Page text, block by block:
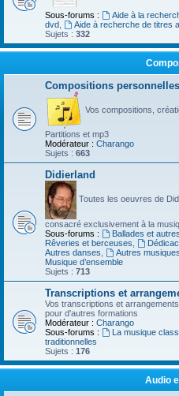
Sous-forums : Aide à la
dvd
Aide à recherche de titres
Sujets : 332
Compositions personnelles
Vos compositions,
Partitions et mp3
Modérateur : Charango
Sujets : 663
Didierland
Toutes les oeuvres de
consacré exclusivement à la
Sous-forums :
Ballades et
Rêveries et berceuses
Autres danses
Autres musiques
Musique d’ensemble
Sujets : 713
Transcriptions et
Vos transcriptions et
pour d'autres formations
Modérateur : Charango
Sous-forums :
La musique
traditionnelles
Sujets : 176
Audio